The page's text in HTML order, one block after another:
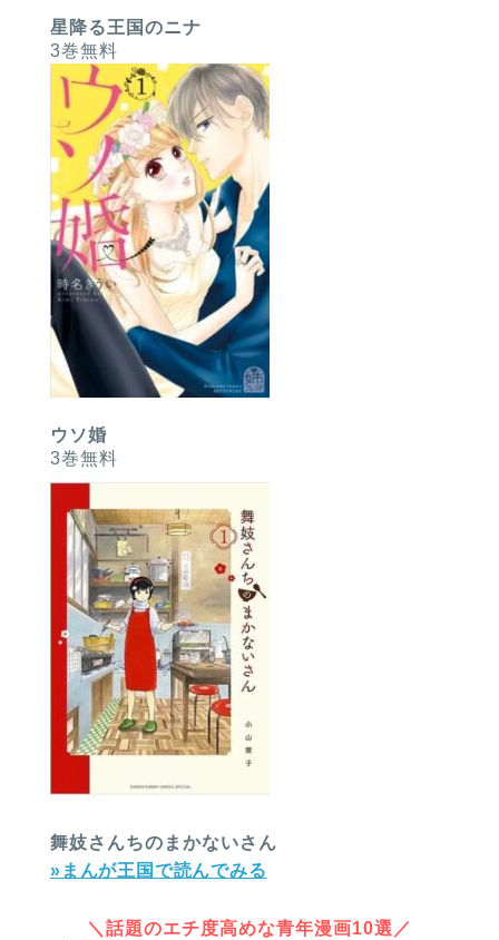
星降る王国のニナ
3巻無料
ウソ婚
3巻無料
舞妓さんちのまかないさん
»まんが王国で読んでみる
＼話題のエチ度高めな青年漫画10選／